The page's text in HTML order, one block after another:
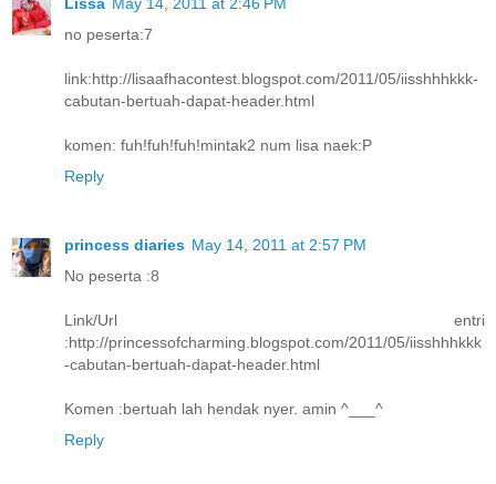
no peserta:7
link:http://lisaafhacontest.blogspot.com/2011/05/iisshhhkkk-
cabutan-bertuah-dapat-header.html
komen: fuh!fuh!fuh!mintak2 num lisa naek:P
Reply
princess diaries May 14, 2011 at 2:57 PM
No peserta :8
Link/Url entri
:http://princessofcharming.blogspot.com/2011/05/iisshhhkkk
-cabutan-bertuah-dapat-header.html
Komen :bertuah lah hendak nyer. amin ^___^
Reply